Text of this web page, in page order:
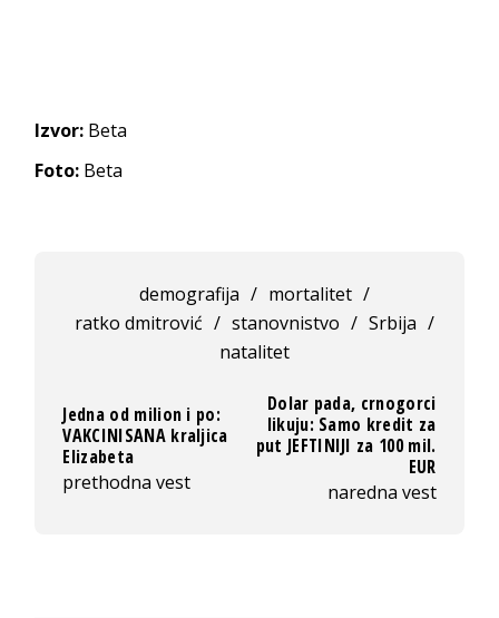
Izvor: Beta
Foto: Beta
demografija / mortalitet /
ratko dmitrović / stanovnistvo / Srbija /
natalitet
Jedna od milion i po:
VAKCINISANA kraljica
Elizabeta
prethodna vest
Dolar pada, crnogorci
likuju: Samo kredit za
put JEFTINIJI za 100 mil.
EUR
naredna vest